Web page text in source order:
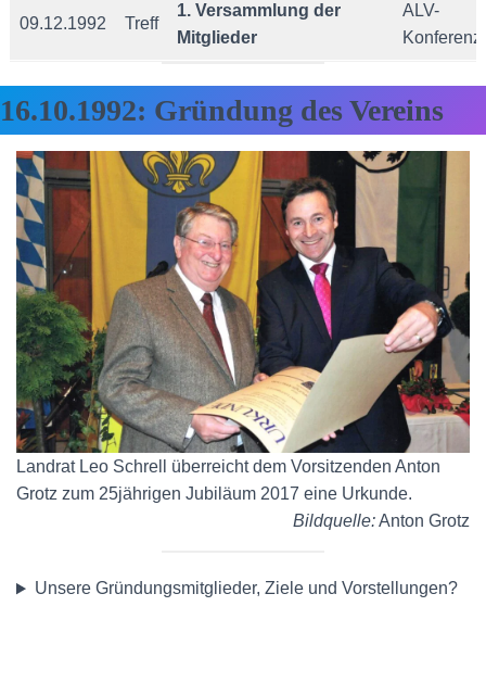
09.12.1992 Treff
1. Versammlung der
Mitglieder
ALV-
16.10.1992: Gründung des Vereins
Landrat Leo Schrell überreicht dem Vorsitzenden Anton
Grotz zum 25jährigen Jubiläum 2017 eine Urkunde.
Bildquelle:Anton Grotz
Unsere Gründungsmitglieder, Ziele und Vorstellungen?